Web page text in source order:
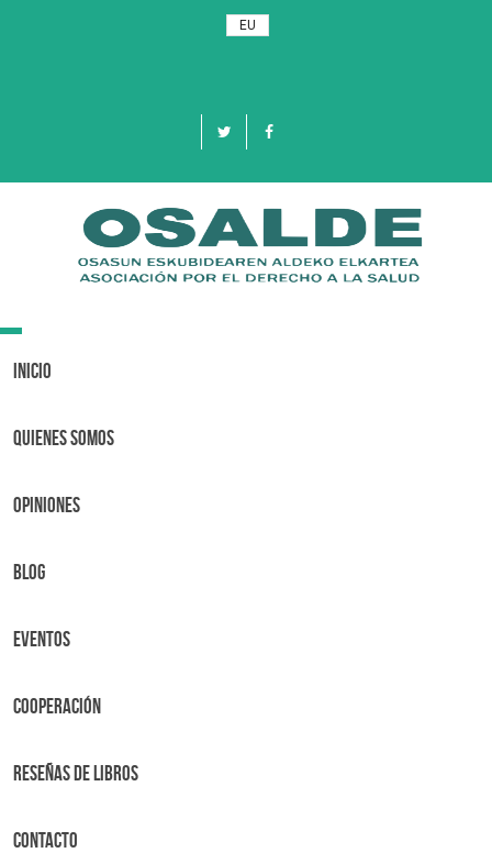
EU
Toggle
Inicio
Quienes Somos
OPINIONES
BLOG
Eventos
Cooperación
Reseñas de libros
Contacto